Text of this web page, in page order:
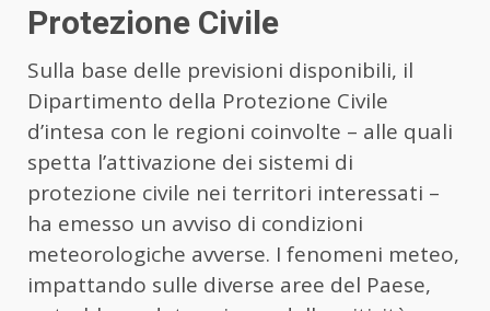
Protezione Civile
Sulla base delle previsioni disponibili, il
Dipartimento della Protezione Civile
d’intesa con le regioni coinvolte – alle quali
spetta l’attivazione dei sistemi di
protezione civile nei territori interessati –
ha emesso un avviso di condizioni
meteorologiche avverse. I fenomeni meteo,
impattando sulle diverse aree del Paese,